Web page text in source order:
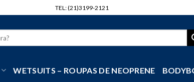
TEL: (21)3199-2121
WETSUITS – ROUPAS DE NEOPRENE